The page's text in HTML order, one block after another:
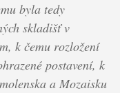
byla tedy
skladišť v
k čemu rozložení
postavení, k
a Mozaisku